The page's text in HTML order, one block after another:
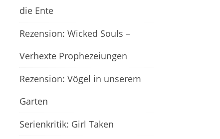
die Ente
Rezension: Wicked Souls –
Verhexte Prophezeiungen
Rezension: Vögel in unserem
Garten
Serienkritik: Girl Taken